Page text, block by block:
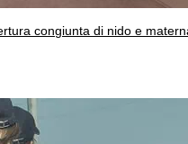
congiunta di nido e